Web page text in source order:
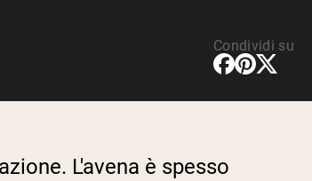
Condividi su
L'avena è spesso